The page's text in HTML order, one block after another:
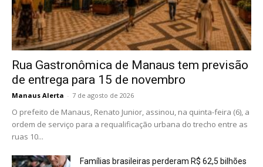
Rua Gastronômica de Manaus tem previsão
de entrega para 15 de novembro
Manaus Alerta - 7 de agosto de 2026
O prefeito de Manaus, Renato Junior, assinou, na quinta-feira (6), a
ordem de serviço para a requalificação urbana do trecho entre as
ruas 10...
Famílias brasileiras perderam R$ 62,5 bilhões